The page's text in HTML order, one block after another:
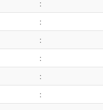
:
:
:
:
:
: